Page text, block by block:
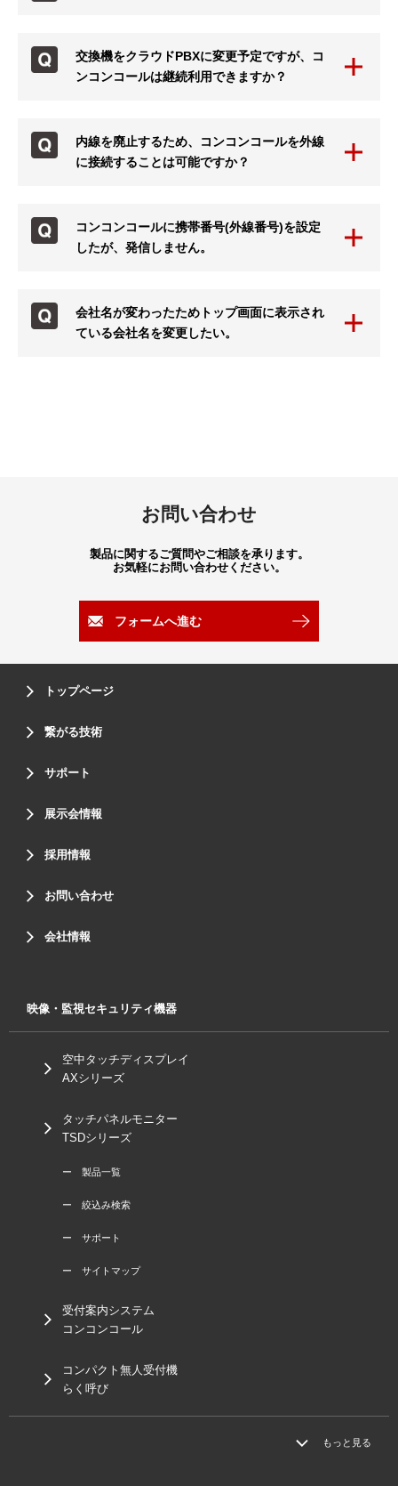
交換機をクラウドPBXに変更予定ですが、コ
ンコンコールは継続利用できますか？
内線を廃止するため、コンコンコールを外線
に接続することは可能ですか？
コンコンコールに携帯番号(外線番号)を設定
したが、発信しません。
会社名が変わったためトップ画面に表示され
ている会社名を変更したい。
お問い合わせ
製品に関するご質問やご相談を承ります。
お気軽にお問い合わせください。
フォームへ進む
トップページ
繋がる技術
サポート
展示会情報
採用情報
お問い合わせ
会社情報
映像・監視セキュリティ機器
空中タッチディスプレイ
AXシリーズ
タッチパネルモニター
TSDシリーズ
ー 製品一覧
ー 絞込み検索
ー サポート
ー サイトマップ
受付案内システム
コンコンコール
コンパクト無人受付機
らく呼び
もっと見る